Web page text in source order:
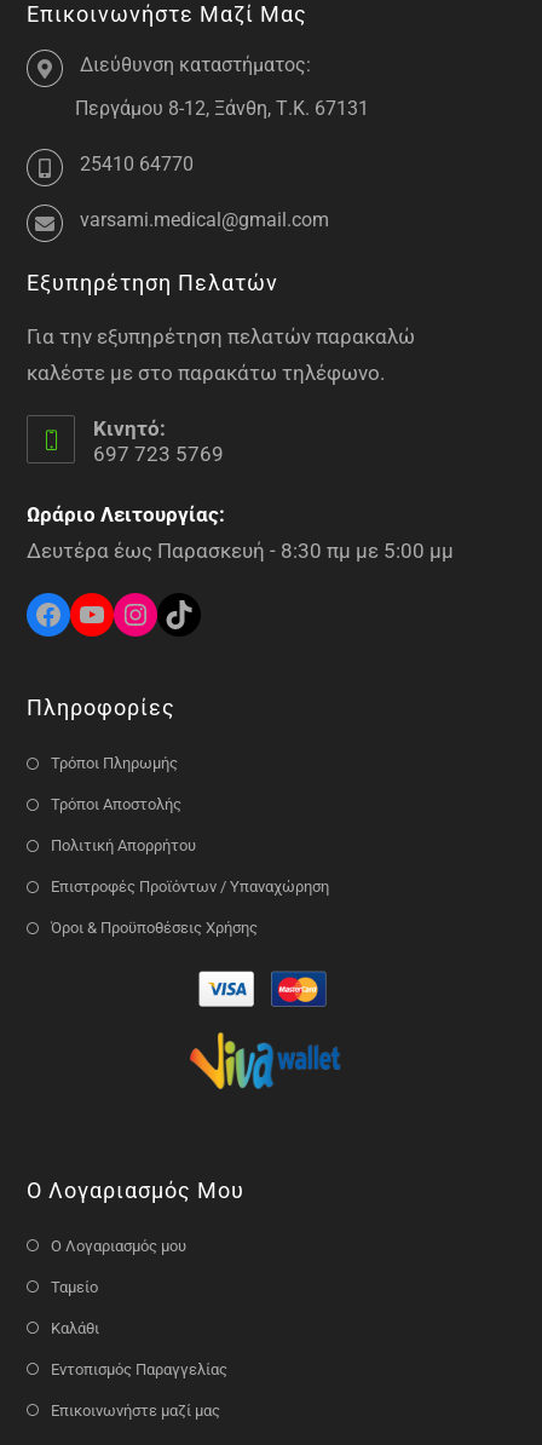
Επικοινωνήστε Μαζί Μας
Διεύθυνση καταστήματος:
Περγάμου 8-12, Ξάνθη, Τ.Κ. 67131
25410 64770
varsami.medical@gmail.com
Εξυπηρέτηση Πελατών
Για την εξυπηρέτηση πελατών παρακαλώ
καλέστε με στο παρακάτω τηλέφωνο.
Κινητό:
697 723 5769
Ωράριο Λειτουργίας:
Δευτέρα έως Παρασκευή - 8:30 πμ με 5:00 μμ
Πληροφορίες
Τρόποι Πληρωμής
Τρόποι Αποστολής
Πολιτική Απορρήτου
Επιστροφές Προϊόντων / Υπαναχώρηση
Όροι & Προϋποθέσεις Χρήσης
Ο Λογαριασμός Μου
Ο Λογαριασμός μου
Ταμείο
Καλάθι
Εντοπισμός Παραγγελίας
Επικοινωνήστε μαζί μας